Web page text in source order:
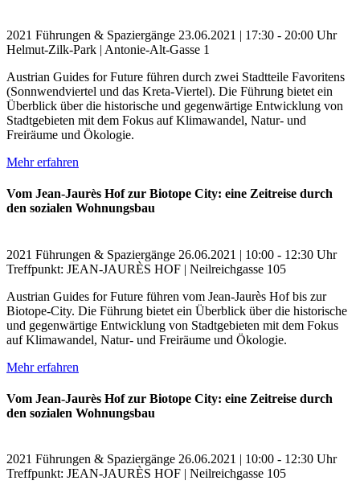
2021 Führungen & Spaziergänge 23.06.2021 | 17:30 - 20:00 Uhr
Helmut-Zilk-Park | Antonie-Alt-Gasse 1
Austrian Guides for Future führen durch zwei Stadtteile Favoritens
(Sonnwendviertel und das Kreta-Viertel). Die Führung bietet ein
Überblick über die historische und gegenwärtige Entwicklung von
Stadtgebieten mit dem Fokus auf Klimawandel, Natur- und
Freiräume und Ökologie.
Mehr erfahren
Vom Jean-Jaurès Hof zur Biotope City: eine Zeitreise durch
den sozialen Wohnungsbau
2021 Führungen & Spaziergänge 26.06.2021 | 10:00 - 12:30 Uhr
Treffpunkt: JEAN-JAURÈS HOF | Neilreichgasse 105
Austrian Guides for Future führen vom Jean-Jaurès Hof bis zur
Biotope-City. Die Führung bietet ein Überblick über die historische
und gegenwärtige Entwicklung von Stadtgebieten mit dem Fokus
auf Klimawandel, Natur- und Freiräume und Ökologie.
Mehr erfahren
Vom Jean-Jaurès Hof zur Biotope City: eine Zeitreise durch
den sozialen Wohnungsbau
2021 Führungen & Spaziergänge 26.06.2021 | 10:00 - 12:30 Uhr
Treffpunkt: JEAN-JAURÈS HOF | Neilreichgasse 105